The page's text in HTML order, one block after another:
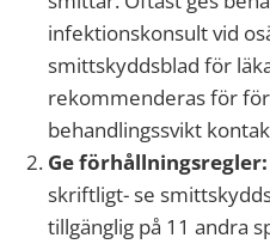
infektionskonsult vid
smittskyddsblad för
rekommenderas för
behandlingssvikt
Ge förhållningsregler:
skriftligt- se
tillgänglig på 11 andra